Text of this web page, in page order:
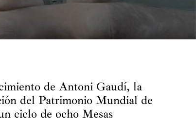
de Antoni Gaudí, la
del Patrimonio Mundial de
ciclo de ocho Mesas